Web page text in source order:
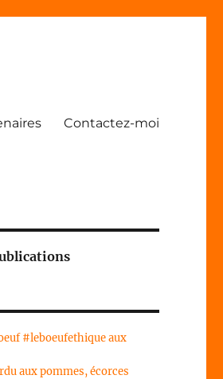
Contactez-moi
#leboeufethique aux
aux pommes, écorces